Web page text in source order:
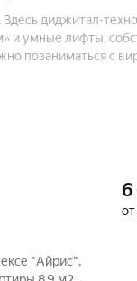
диджитал-
и умные лифты,
позаниматься с
"Айрис".
6